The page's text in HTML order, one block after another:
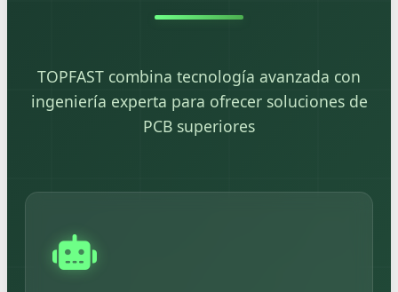
TOPFAST combina tecnología avanzada con
ingeniería experta para ofrecer soluciones de
PCB superiores